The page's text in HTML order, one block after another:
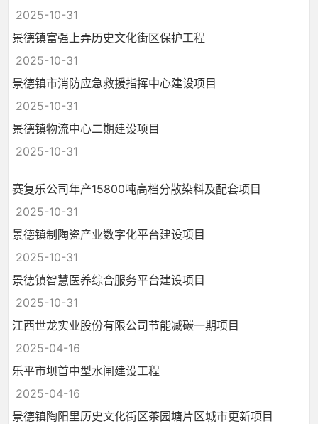
2025-10-31
景德镇富强上弄历史文化街区保护工程
2025-10-31
景德镇市消防应急救援指挥中心建设项目
2025-10-31
景德镇物流中心二期建设项目
2025-10-31
赛复乐公司年产15800吨高档分散染料及配套项目
2025-10-31
景德镇制陶瓷产业数字化平台建设项目
2025-10-31
景德镇智慧医养综合服务平台建设项目
2025-10-31
江西世龙实业股份有限公司节能减碳一期项目
2025-04-16
乐平市坝首中型水闸建设工程
2025-04-16
景德镇陶阳里历史文化街区茶园塘片区城市更新项目